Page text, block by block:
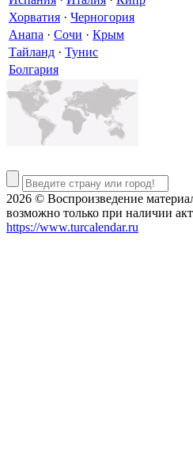
Хорватия · Черногория
Анапа · Сочи · Крым
Тайланд · Тунис
Болгария
2026 © Воспроизведение
возможно только при наличии
https://www.turcalendar.ru